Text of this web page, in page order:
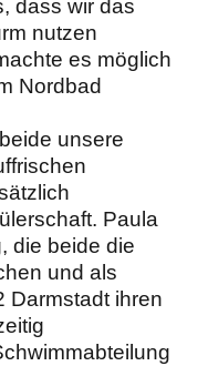
dass wir das
nutzen
es möglich
Nordbad
unsere
Paula
die beide die
und als
Darmstadt ihren